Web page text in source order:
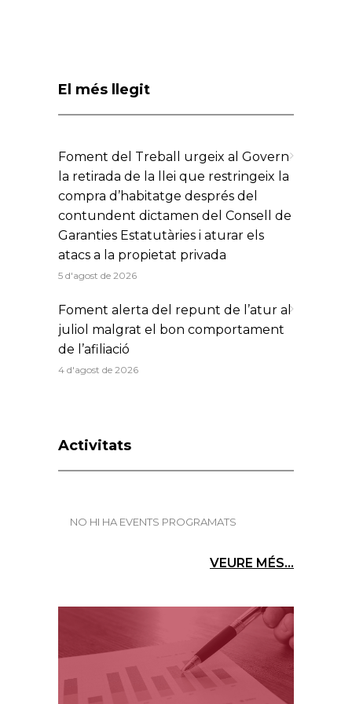
El més llegit
Foment del Treball urgeix al Govern
la retirada de la llei que restringeix la
compra d’habitatge després del
contundent dictamen del Consell de
Garanties Estatutàries i aturar els
atacs a la propietat privada
5 d'agost de 2026
Foment alerta del repunt de l’atur al
juliol malgrat el bon comportament
de l’afiliació
4 d'agost de 2026
Activitats
NO HI HA EVENTS PROGRAMATS
VEURE MÉS...